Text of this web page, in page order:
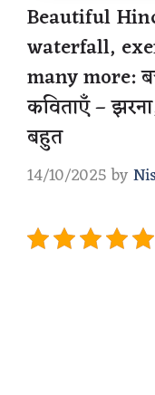
Beautiful
waterfall,
many more:
कविताएँ –
बहुत
14/10/2025 by